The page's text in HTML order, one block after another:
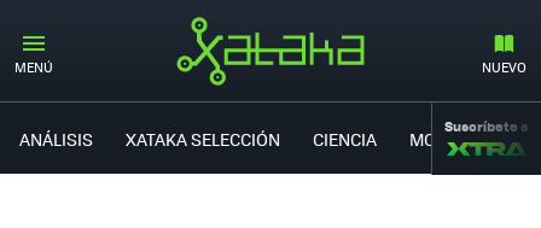
MENÚ NUEVO
ANÁLISIS XATAKA SELECCIÓN CIENCIA MOVILIDAD
Suscríbete a